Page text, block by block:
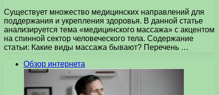
Существует множество медицинских направлений для
поддержания и укрепления здоровья. В данной статье
анализируется тема «медицинского массажа» с акцентом
на спинной сектор человеческого тела. Содержание
статьи: Какие виды массажа бывают? Перечень …
Обзор интернета